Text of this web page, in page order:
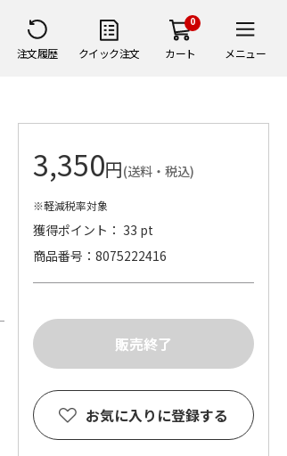
注文履歴 クイック注文
0
カート メニュー
3,350円(送料・税込)
※軽減税率対象
獲得ポイント： 33 pt
商品番号
8075222416
お気に入りに登録する